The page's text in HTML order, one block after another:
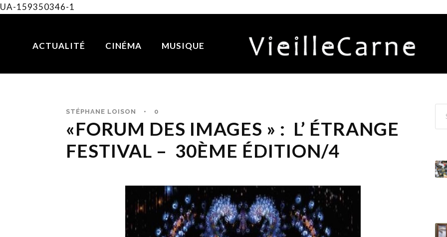
UA-159350346-1
ACTUALITÉ CINÉMA MUSIQUE
STÉPHANE LOISON • 0
«FORUM DES IMAGES » : L’ ÉTRANGE
FESTIVAL – 30ÈME ÉDITION/4